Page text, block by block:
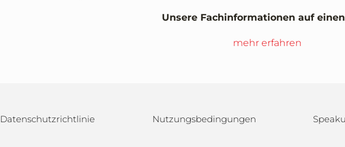
Unsere Fachinformationen auf
mehr erfahren
Datenschutzrichtlinie Nutzungsbedingungen